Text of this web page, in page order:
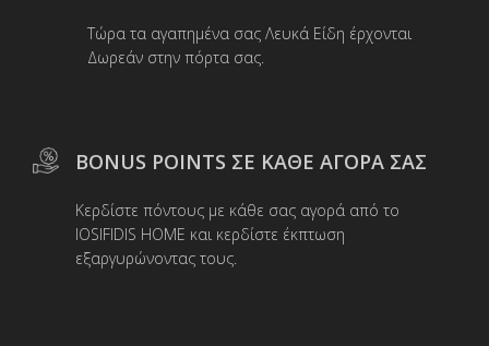
Τώρα τα αγαπημένα σας Λευκά Είδη έρχονται
Δωρεάν στην πόρτα σας.
BONUS POINTS ΣΕ ΚΑΘΕ ΑΓΟΡΑ ΣΑΣ
Κερδίστε πόντους με κάθε σας αγορά από το
IOSIFIDIS HOME και κερδίστε έκπτωση
εξαργυρώνοντας τους.